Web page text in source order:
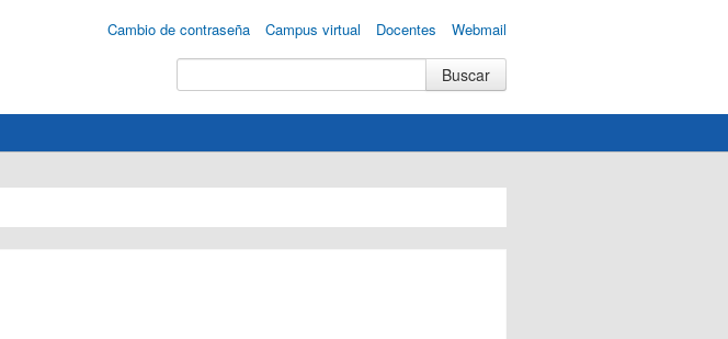
Cambio de contraseña Campus virtual Docentes Webmail